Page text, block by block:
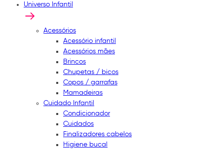
Universo Infantil
Acessórios
Acessório infantil
Acessórios mães
Brincos
Chupetas / bicos
Copos / garrafas
Mamadeiras
Cuidado Infantil
Condicionador
Cuidados
Finalizadores cabelos
Higiene bucal